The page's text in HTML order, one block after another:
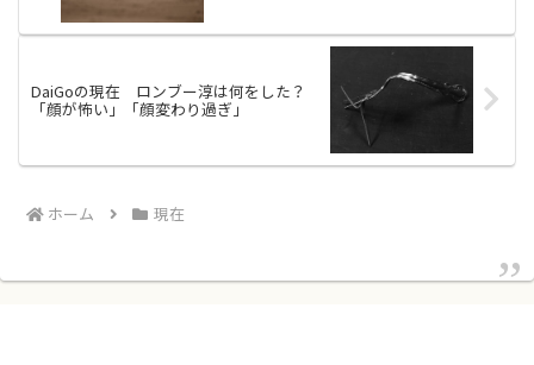
DaiGoの現在 ロンブー淳は何をした？
「顔が怖い」「顔変わり過ぎ」
ホーム 現在